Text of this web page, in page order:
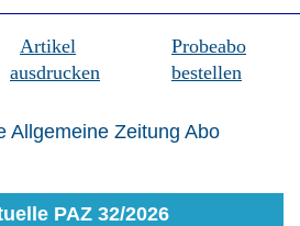
Artikel
ausdrucken
Probeabo
bestellen
PAZ 32/2026